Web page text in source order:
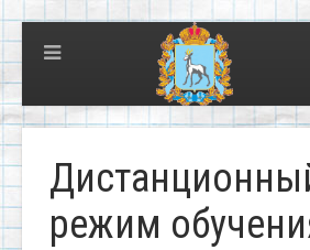
режим